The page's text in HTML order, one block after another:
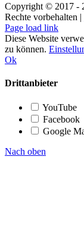
Copyright © 2017 -
Rechte vorbehalten |
Page load link
Diese Website
zu können.
Ok
Drittanbieter
YouTube
Facebook
Google
Nach oben